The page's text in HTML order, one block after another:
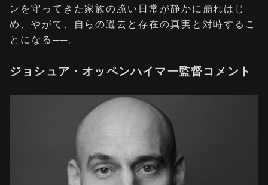
ンを守ってきた家族の脆い日常が静かに崩れはじ
め、やがて、自らの過去と存在の真実と対峙するこ
とになる──。
ジョシュア・オッペンハイマー監督コメント